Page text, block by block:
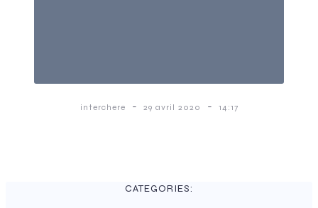
interchere - 29 avril 2020 - 14:17
CATEGORIES: